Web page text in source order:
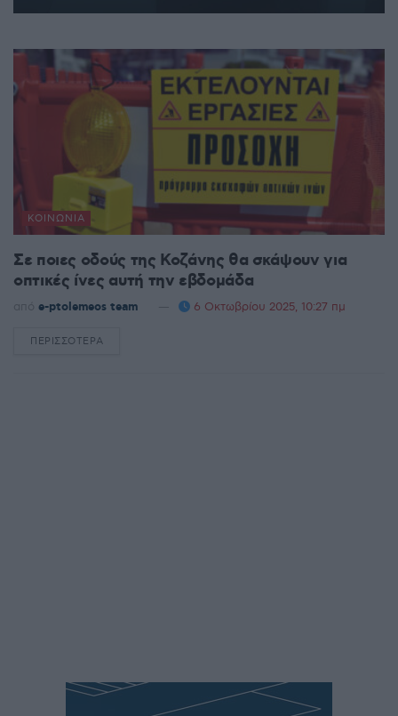
ΚΟΙΝΩΝΊΑ
Σε ποιες οδούς της Κοζάνης θα σκάψουν για
οπτικές ίνες αυτή την εβδομάδα
από e-ptolemeos team 6 Οκτωβρίου 2025, 10:27 πμ
ΠΕΡΙΣΣΌΤΕΡΑ